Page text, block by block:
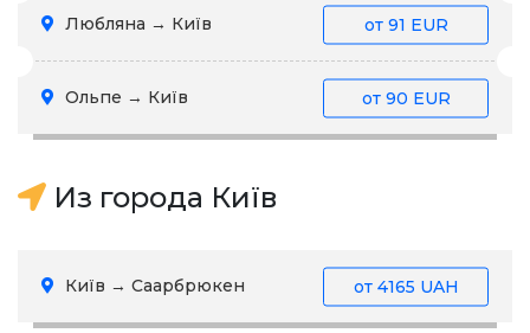
Любляна → Київ от 91 EUR
Ольпе → Київ от 90 EUR
Из города Київ
Київ → Саарбрюкен от 4165 UAH